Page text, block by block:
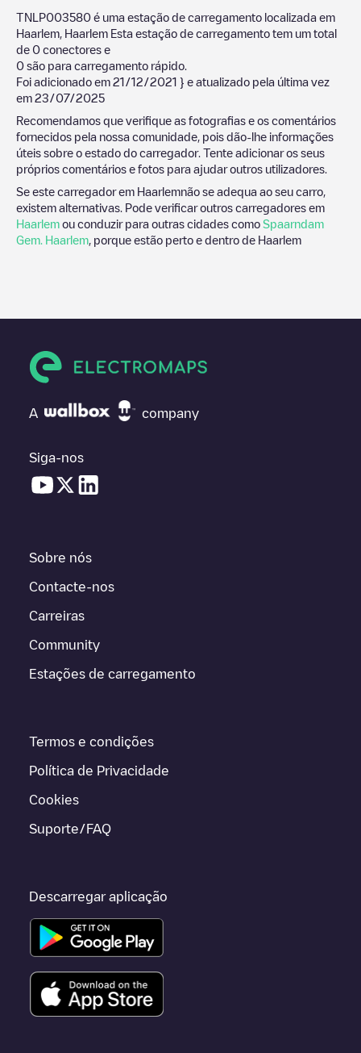
TNLP003580 é uma estação de carregamento localizada em
Haarlem Haarlem Esta estação de carregamento tem um total
de 0 conectores e
0 são para carregamento rápido.
Foi adicionado em 21/12/2021 } e atualizado pela última vez
em 23/07/2025
Recomendamos que verifique as fotografias e os comentários
fornecidos pela nossa comunidade, pois dão-lhe informações
úteis sobre o estado do carregador. Tente adicionar os seus
próprios comentários e fotos para ajudar outros utilizadores.
Se este carregador em Haarlemnão se adequa ao seu carro,
existem alternativas. Pode verificar outros carregadores em
Haarlem ou conduzir para outras cidades como Spaarndam
Gem. Haarlem , porque estão perto e dentro de Haarlem
A company
Siga-nos
Sobre nós
Contacte-nos
Carreiras
Community
Estações de carregamento
Termos e condições
Política de Privacidade
Cookies
Suporte/FAQ
Descarregar aplicação